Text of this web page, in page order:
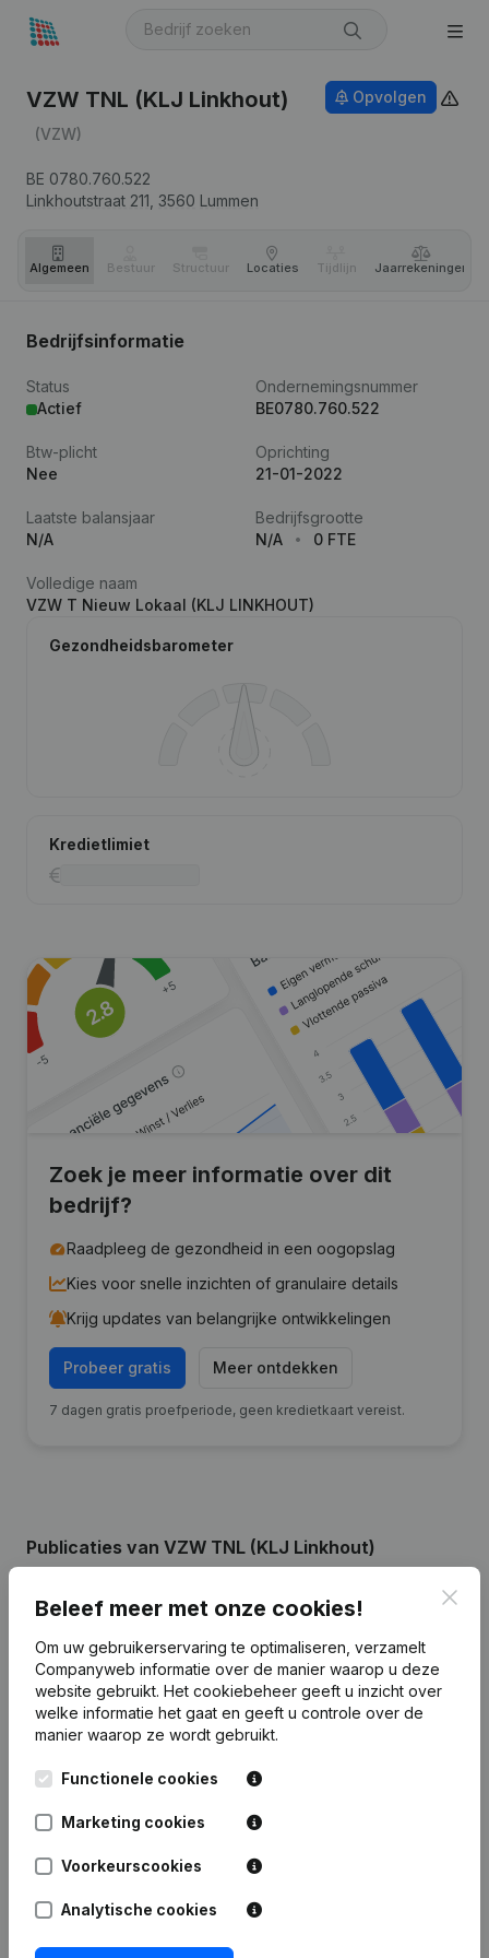
VZW TNL (KLJ Linkhout)
(VZW)
BE 0780.760.522
Linkhoutstraat 211, 3560 Lummen
Opvolgen
Algemeen Bestuur Structuur Locaties Tijdlijn Jaar­rekeningen
Bedrijfsinformatie
Status
Actief
Ondernemingsnummer
BE0780.760.522
Btw-plicht
Nee
Oprichting
21-01-2022
Laatste balansjaar
N/A
Bedrijfsgrootte
N/A
0 FTE
Volledige naam
VZW T Nieuw Lokaal (KLJ LINKHOUT)
Gezondheidsbarometer
Kredietlimiet
Zoek je meer informatie over dit
bedrijf?
Raadpleeg de gezondheid in een oogopslag
Kies voor snelle inzichten of granulaire details
Krijg updates van belangrijke ontwikkelingen
Probeer gratis Meer ontdekken
7 dagen gratis proefperiode, geen kredietkaart vereist.
Publicaties van VZW TNL (KLJ Linkhout)
Datum Publicatie
25-01-2022
Rubriek Oprichting (Nieuwe
Rechtspersoon, Opening Bijkantoor,
enz...)
Veelgestelde vragen
Nieuw Lokaal (KLJ LINKHOUT)
Beleef meer met onze cookies!
Om uw gebruikerservaring te optimaliseren, verzamelt
Companyweb informatie over de manier waarop u deze
website gebruikt. Het cookiebeheer geeft u inzicht over
welke informatie het gaat en geeft u controle over de
manier waarop ze wordt gebruikt.
Functionele cookies
Marketing cookies
Voorkeurscookies
Analytische cookies